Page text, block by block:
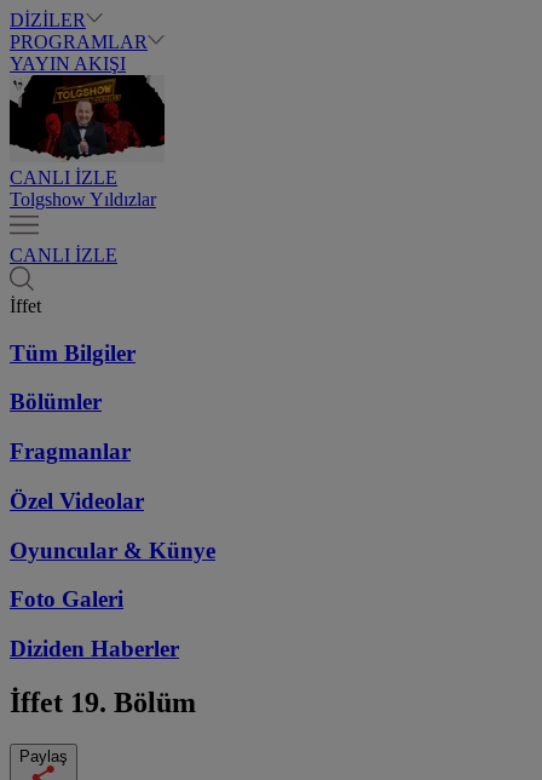
DİZİLER
PROGRAMLAR
YAYIN AKIŞI
CANLI İZLE
Tolgshow Yıldızlar
CANLI İZLE
İffet
Tüm Bilgiler
Bölümler
Fragmanlar
Özel Videolar
Oyuncular & Künye
Foto Galeri
Diziden Haberler
İffet 19. Bölüm
Paylaş